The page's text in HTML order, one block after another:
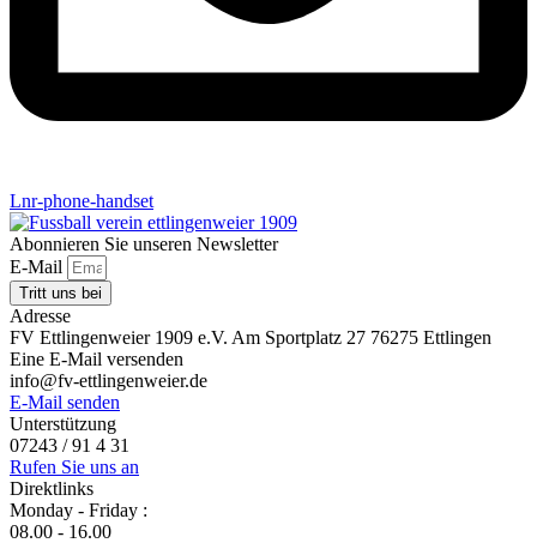
Lnr-phone-handset
Abonnieren Sie unseren Newsletter
E-Mail
Tritt uns bei
Adresse
FV Ettlingenweier 1909 e.V. Am Sportplatz 27 76275 Ettlingen
Eine E-Mail versenden
info@fv-ettlingenweier.de
E-Mail senden
Unterstützung
07243 / 91 4 31
Rufen Sie uns an
Direktlinks
Monday - Friday :
08.00 - 16.00